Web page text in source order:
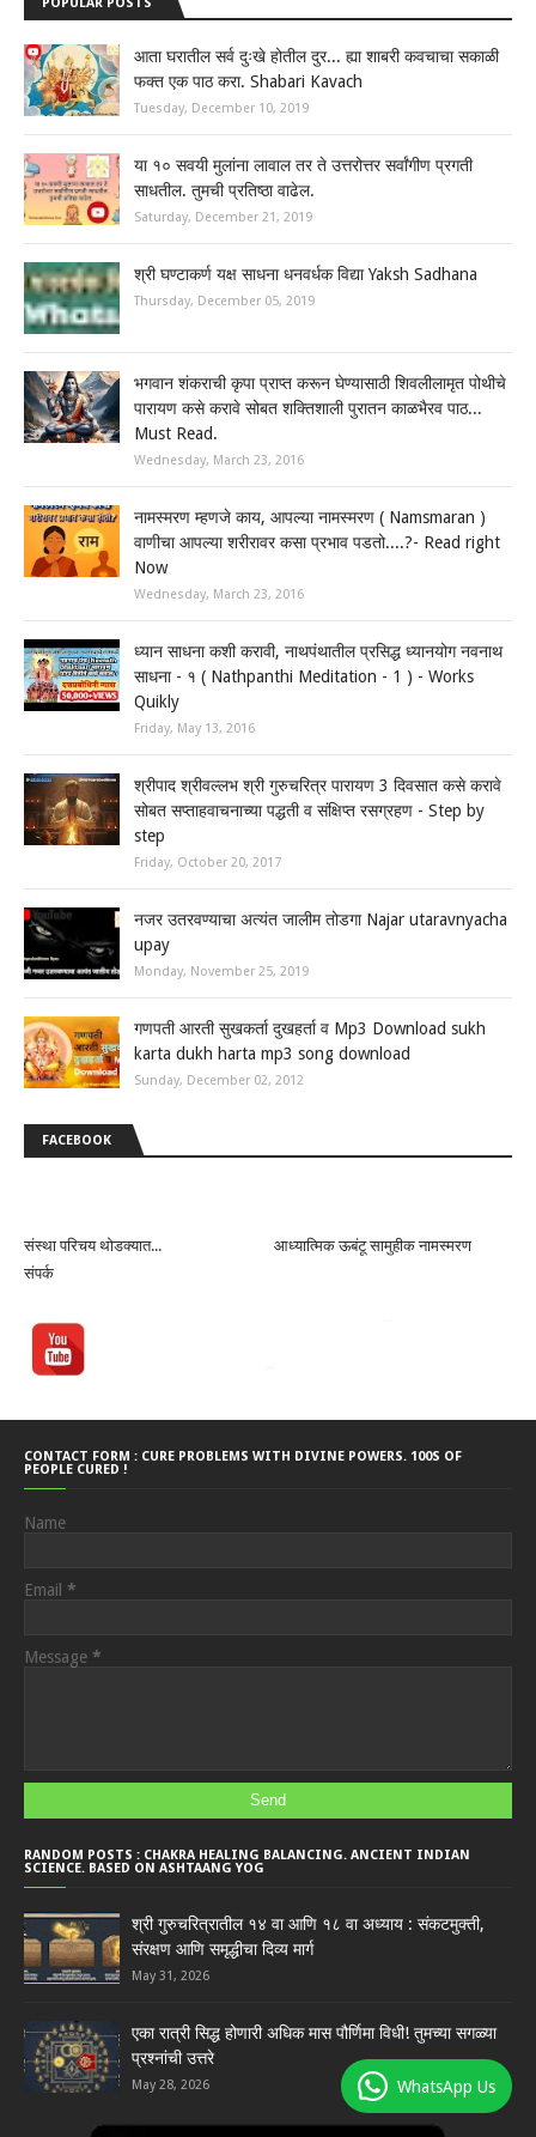
आता घरातील सर्व दुःखे होतील दुर... ह्या शाबरी कवचाचा सकाळी
फक्त एक पाठ करा. Shabari Kavach
Tuesday, December 10, 2019
या १० सवयी मुलांना लावाल तर ते उत्तरोत्तर सर्वांगीण प्रगती
साधतील. तुमची प्रतिष्ठा वाढेल.
Saturday, December 21, 2019
श्री घण्टाकर्ण यक्ष साधना धनवर्धक विद्या Yaksh Sadhana
Thursday, December 05, 2019
भगवान शंकराची कृपा प्राप्त करून घेण्यासाठी शिवलीलामृत पोथीचे
पारायण कसे करावे सोबत शक्तिशाली पुरातन काळभैरव पाठ...
Must Read.
Wednesday, March 23, 2016
नामस्मरण म्हणजे काय, आपल्या नामस्मरण ( Namsmaran )
वाणीचा आपल्या शरीरावर कसा प्रभाव पडतो....?- Read right
Now
Wednesday, March 23, 2016
ध्यान साधना कशी करावी, नाथपंथातील प्रसिद्ध ध्यानयोग नवनाथ
साधना - १ ( Nathpanthi Meditation - 1 ) - Works
Quikly
Friday, May 13, 2016
श्रीपाद श्रीवल्लभ श्री गुरुचरित्र पारायण 3 दिवसात कसे करावे
सोबत सप्ताहवाचनाच्या पद्धती व संक्षिप्त रसग्रहण - Step by
step
Friday, October 20, 2017
नजर उतरवण्याचा अत्यंत जालीम तोडगा Najar utaravnyacha
upay
Monday, November 25, 2019
गणपती आरती सुखकर्ता दुखहर्ता व Mp3 Download sukh
karta dukh harta mp3 song download
Sunday, December 02, 2012
FACEBOOK
संस्था परिचय थोडक्यात...
आध्यात्मिक ऊबंटू सामुहीक नामस्मरण
संपर्क
CONTACT FORM : CURE PROBLEMS WITH DIVINE POWERS. 100S OF
PEOPLE CURED !
Name
Email *
Message *
RANDOM POSTS : CHAKRA HEALING BALANCING. ANCIENT INDIAN
SCIENCE. BASED ON ASHTAANG YOG
श्री गुरुचरित्रातील १४ वा आणि १८ वा अध्याय : संकटमुक्ती,
संरक्षण आणि समृद्धीचा दिव्य मार्ग
May 31, 2026
एका रात्री सिद्ध होणारी अधिक मास पौर्णिमा विधी! तुमच्या सगळ्या
प्रश्नांची उत्तरे
May 28, 2026 WhatsApp Us